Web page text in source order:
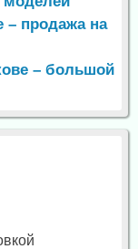
– продажа на
– большой